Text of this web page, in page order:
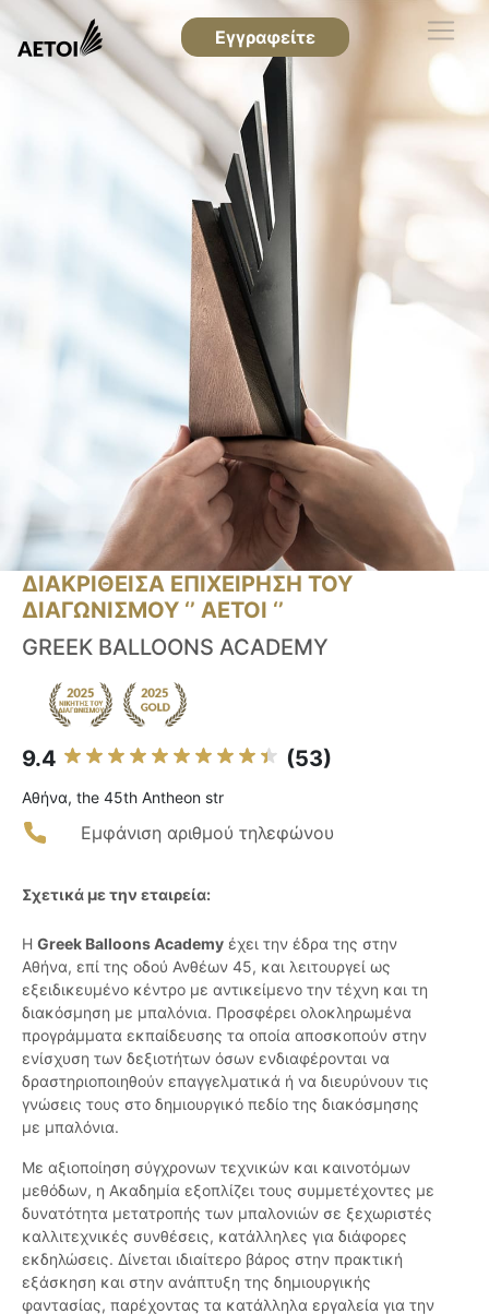
Εγγραφείτε
ΔΙΑΚΡΙΘΕΙΣΑ ΕΠΙΧΕΙΡΗΣΗ ΤΟΥ
ΔΙΑΓΩΝΙΣΜΟΥ ‘’ ΑΕΤΟΙ ‘’
GREEK BALLOONS ACADEMY
9.4 (53)
Αθήνα, the 45th Antheon str
Εμφάνιση αριθμού τηλεφώνου
Σχετικά με την εταιρεία:
Η Greek Balloons Academy έχει την έδρα της στην
Αθήνα, επί της οδού Ανθέων 45, και λειτουργεί ως
εξειδικευμένο κέντρο με αντικείμενο την τέχνη και τη
διακόσμηση με μπαλόνια. Προσφέρει ολοκληρωμένα
προγράμματα εκπαίδευσης τα οποία αποσκοπούν στην
ενίσχυση των δεξιοτήτων όσων ενδιαφέρονται να
δραστηριοποιηθούν επαγγελματικά ή να διευρύνουν τις
γνώσεις τους στο δημιουργικό πεδίο της διακόσμησης
με μπαλόνια.
Με αξιοποίηση σύγχρονων τεχνικών και καινοτόμων
μεθόδων, η Ακαδημία εξοπλίζει τους συμμετέχοντες με
δυνατότητα μετατροπής των μπαλονιών σε ξεχωριστές
καλλιτεχνικές συνθέσεις, κατάλληλες για διάφορες
εκδηλώσεις. Δίνεται ιδιαίτερο βάρος στην πρακτική
εξάσκηση και στην ανάπτυξη της δημιουργικής
φαντασίας, παρέχοντας τα κατάλληλα εργαλεία για την